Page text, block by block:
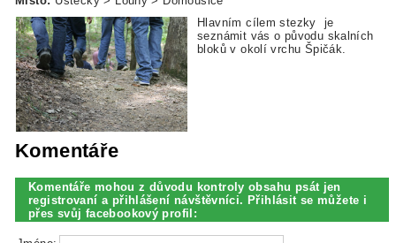
Hlavním cílem stezky je
seznámit vás o původu skalních
bloků v okolí vrchu Špičák.
Komentáře
Komentáře mohou z důvodu kontroly obsahu psát jen
registrovaní a přihlášení návštěvníci. Přihlásit se můžete i
přes svůj facebookový profil: